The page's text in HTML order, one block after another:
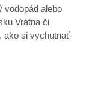
vodopád alebo
Vrátna či
ako si vychutnať